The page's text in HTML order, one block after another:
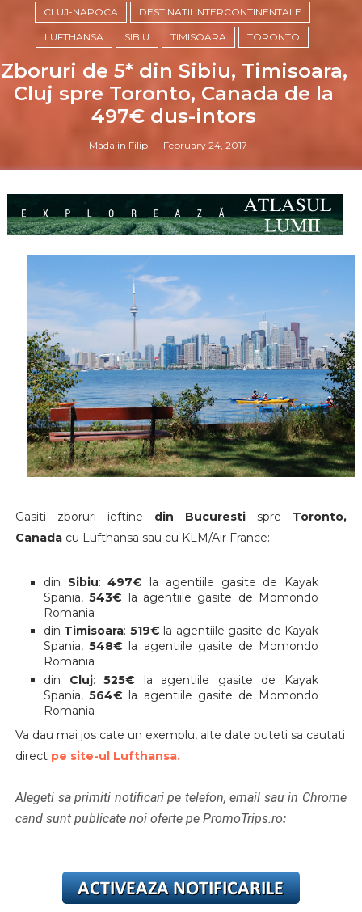
CLUJ-NAPOCA DESTINATII INTERCONTINENTALE
LUFTHANSA SIBIU TIMISOARA TORONTO
Zboruri de 5* din Sibiu, Timisoara,
Cluj spre Toronto, Canada de la
497€ dus-intors
Madalin Filip February 24, 2017
Gasiti zboruri ieftine din Bucuresti spre Toronto,
Canada cu Lufthansa sau cu KLM/Air France:
din Sibiu:497€ la agentiile gasite de Kayak
Spania,543€ la agentiile gasite de Momondo
Romania
din Timisoara: 519€ la agentiile gasite de Kayak
Spania,548€ la agentiile gasite de Momondo
Romania
din Cluj:525€ la agentiile gasite de Kayak
Spania,564€ la agentiile gasite de Momondo
Romania
Va dau mai jos cate un exemplu, alte date puteti sa cautati
direct pe site-ul Lufthansa.
Alegeti sa primiti notificari pe telefon, email sau in Chrome
cand sunt publicate noi oferte pe PromoTrips.ro: